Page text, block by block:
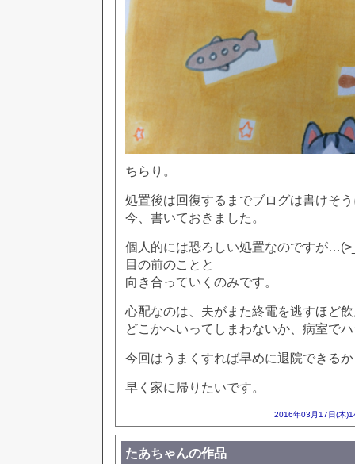
ちらり。
処置後は回復するまでブログは書けそ
今、書いておきました。
個人的には恐ろしい処置なのですが
目の前のことと
向き合っていくのみです。
心配なのは、夫がまた終電を逃すほど
どこかへいってしまわないか、病室で
今回はうまくすれば早めに退院できる
早く家に帰りたいです。
2016年03月17日(木
たあちゃんの作品